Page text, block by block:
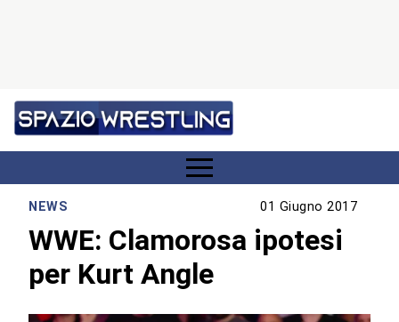
NEWS 01 Giugno 2017
WWE: Clamorosa ipotesi
per Kurt Angle